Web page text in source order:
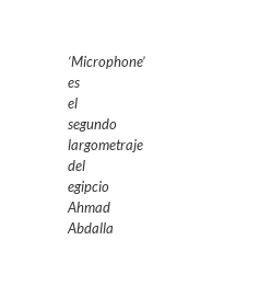
‘Microphone’
es
el
segundo
largometraje
del
egipcio
Ahmad
Abdalla